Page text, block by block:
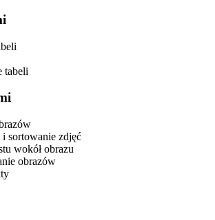
tabeli
sortowanie zdjęć
wokół obrazu
obrazów